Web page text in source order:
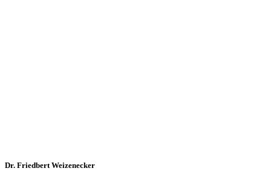
Dr. Friedbert Weizenecker